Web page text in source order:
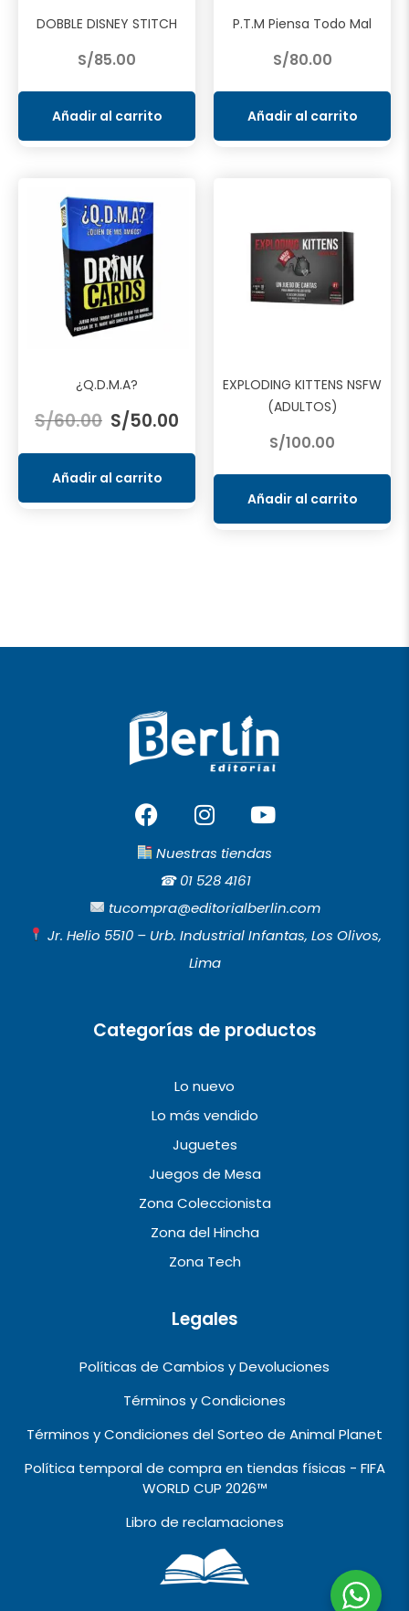
DOBBLE DISNEY STITCH
S/85.00
Añadir al carrito
P.T.M Piensa Todo Mal
S/80.00
Añadir al carrito
¿Q.D.M.A?
S/60.00 precio
original
era:
S/60.00.
S/50.00
actual
S/50.00.
Añadir al carrito
EXPLODING KITTENS NSFW
(ADULTOS)
S/100.00
Añadir al carrito
F
a
c
b
o
o
I
n
s
t
a
g
r
a
Y
o
u
u
b
e
Nuestras tiendas
☎︎01 528 4161
tucompra@editorialberlin.com
Jr. Helio 5510 – Urb. Industrial Infantas, Los Olivos,
Lima
Categorías de productos
Lo nuevo
Lo más vendido
Juguetes
Juegos de Mesa
Zona Coleccionista
Zona del Hincha
Zona Tech
Legales
Políticas de Cambios y Devoluciones
Términos y Condiciones
Términos y Condiciones del Sorteo de Animal Planet
Política temporal de compra en tiendas físicas - FIFA
WORLD CUP 2026™️
Libro de reclamaciones